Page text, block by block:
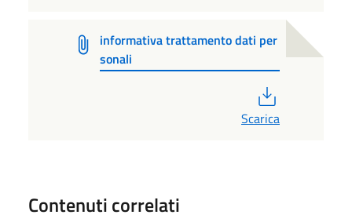
informativa trattamento dati per
sonali
Scarica
Contenuti correlati